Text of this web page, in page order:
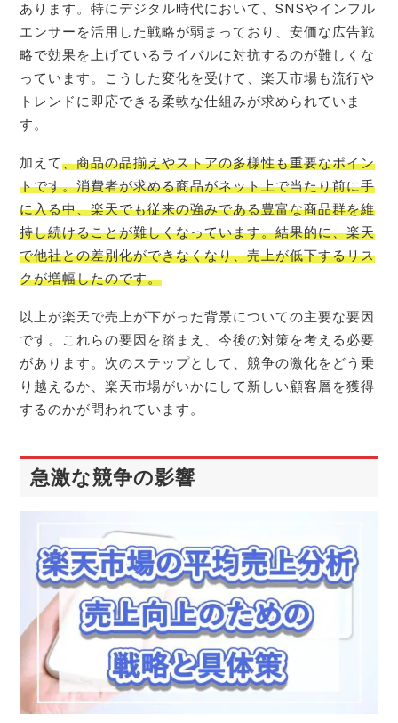
あります。特にデジタル時代において、SNSやインフル
エンサーを活用した戦略が弱まっており、安価な広告戦
略で効果を上げているライバルに対抗するのが難しくな
っています。こうした変化を受けて、楽天市場も流行や
トレンドに即応できる柔軟な仕組みが求められていま
す。
加えて、商品の品揃えやストアの多様性も重要なポイン
トです。消費者が求める商品がネット上で当たり前に手
に入る中、楽天でも従来の強みである豊富な商品群を維
持し続けることが難しくなっています。結果的に、楽天
で他社との差別化ができなくなり、売上が低下するリス
クが増幅したのです。
以上が楽天で売上が下がった背景についての主要な要因
です。これらの要因を踏まえ、今後の対策を考える必要
があります。次のステップとして、競争の激化をどう乗
り越えるか、楽天市場がいかにして新しい顧客層を獲得
するのかが問われています。
急激な競争の影響